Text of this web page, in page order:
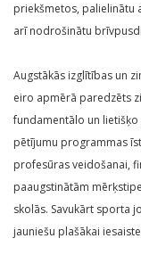
priekšmetos, palielinātu
arī nodrošinātu
Augstākās izglītības un
eiro apmērā paredzēts
fundamentālo un
pētījumu programmas
profesūras veidošanai,
paaugstinātām
skolās. Savukārt sporta
jauniešu plašākai